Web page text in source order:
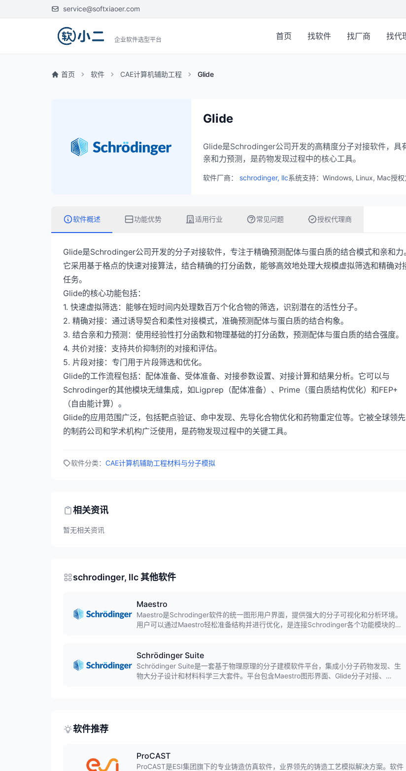
service@softxiaoer.com
企业软件选型平台 首页 找软件 找厂商 找代
首页 软件 CAE计算机辅助工程 Glide
Glide
Glide是Schrodinger公司开发的高精度分子对接软件，
亲和力预测，是药物发现过程中的核心工具。
软件厂商： schrodinger, llc系统支持：Windows, Linux, Mac授权
软件概述 功能优势 适用行业 常见问题 授权代理商
Glide是Schrodinger公司开发的分子对接软件，专注于精确预测配体与蛋白质的结合模式和亲和力。
它采用基于格点的快速对接算法，结合精确的打分函数，能够高效地处理大规模虚拟筛选和精确对
任务。
Glide的核心功能包括：
1. 快速虚拟筛选：能够在短时间内处理数百万个化合物的筛选，识别潜在的活性分子。
2. 精确对接：通过诱导契合和柔性对接模式，准确预测配体与蛋白质的结合构象。
3. 结合亲和力预测：使用经验性打分函数和物理基础的打分函数，预测配体与蛋白质的结合强度。
4. 共价对接：支持共价抑制剂的对接和评估。
5. 片段对接：专门用于片段筛选和优化。
Glide的工作流程包括：配体准备、受体准备、对接参数设置、对接计算和结果分析。它可以与
Schrodinger的其他模块无缝集成，如Ligprep（配体准备）、Prime（蛋白质结构优化）和FEP+
（自由能计算）。
Glide的应用范围广泛，包括靶点验证、命中发现、先导化合物优化和药物重定位等。它被全球领先
的制药公司和学术机构广泛使用，是药物发现过程中的关键工具。
软件分类： CAE计算机辅助工程材料与分子模拟
相关资讯
暂无相关资讯
schrodinger, llc 其他软件
Maestro
Maestro是Schrodinger软件的统一图形用户界面，提供强大的分子可视化和分析环境。
用户可以通过Maestro轻松准备结构并进行优化，是连接Schrodinger各个功能模块的核
Schrödinger Suite
Schrödinger Suite是一套基于物理原理的分子建模软件平台，集成小分子药物发现、生
物大分子设计和材料科学三大套件。平台包含Maestro图形界面、Glide分子对接、
软件推荐
ProCAST
ProCAST是ESI集团旗下的专业铸造仿真软件，业界领先的铸造工艺模拟解决方案。软件